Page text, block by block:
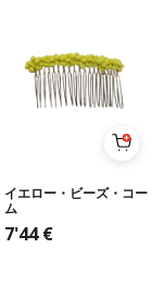
イエロー・ビーズ・コー
ム
7'44€